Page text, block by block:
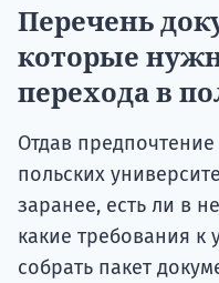
Перечень
которые
перехода в
Отдав
польских
заранее, есть ли в
какие требования к
собрать пакет